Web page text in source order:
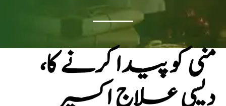
منی کو پیدا کرنے کا،